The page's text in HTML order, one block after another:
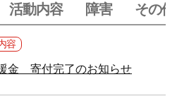
活動内容 障害 その他
容
金 寄付完了のお知らせ